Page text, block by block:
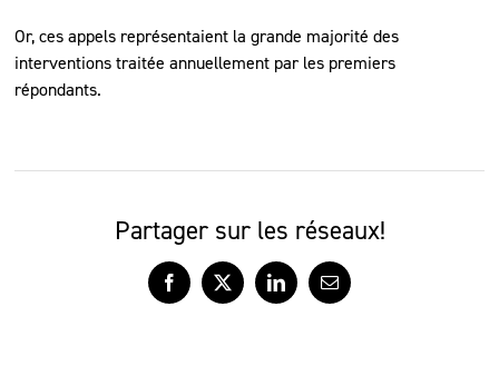
Or, ces appels représentaient la grande majorité des
interventions traitée annuellement par les premiers
répondants.
Partager sur les réseaux!
Facebook
X LinkedInCourriel